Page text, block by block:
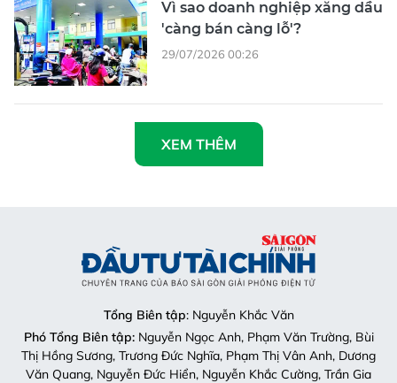
Vì sao doanh nghiệp xăng dầu
'càng bán càng lỗ'?
29/07/2026 00:26
XEM THÊM
Tổng Biên tập: Nguyễn Khắc Văn
Phó Tổng Biên tập:Nguyễn Ngọc Anh, Phạm Văn Trường, Bùi
Thị Hồng Sương, Trương Đức Nghĩa, Phạm Thị Vân Anh, Dương
Văn Quang, Nguyễn Đức Hiển, Nguyễn Khắc Cường, Trần Gia